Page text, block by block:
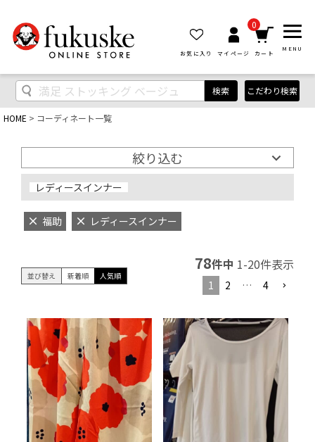
お気に入り マイページ
0
カート
MENU
検索 こだわり検索
HOME コーディネート一覧
絞り込む
レディースインナー
福助 レディースインナー
並び替え 新着順 人気順
78件中 1-20件表示
1 2 … 4